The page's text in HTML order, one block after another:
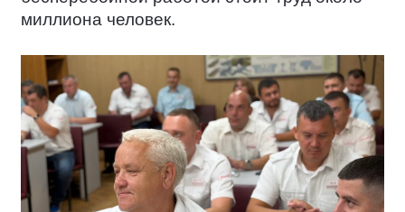
миллиона человек.